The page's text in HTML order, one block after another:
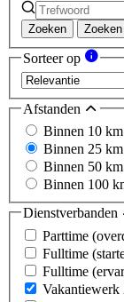
Zoeken Zoeken
Sorteer op
Afstanden
Binnen 10 km
Binnen 25 km
Binnen 50 km
Binnen 100
Dienstverbanden
Parttime
Fulltime
Fulltime
Vakantiewerk